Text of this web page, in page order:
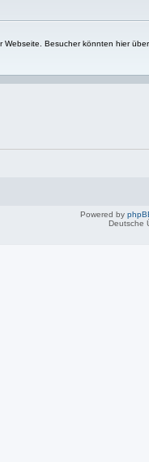
Besucher könnten hier
Powered by
Deutsche